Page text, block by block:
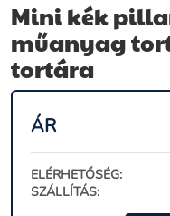
Mini kék
műanyag
tortára
ÁR
ELÉRHETŐSÉG:
SZÁLLÍTÁS: